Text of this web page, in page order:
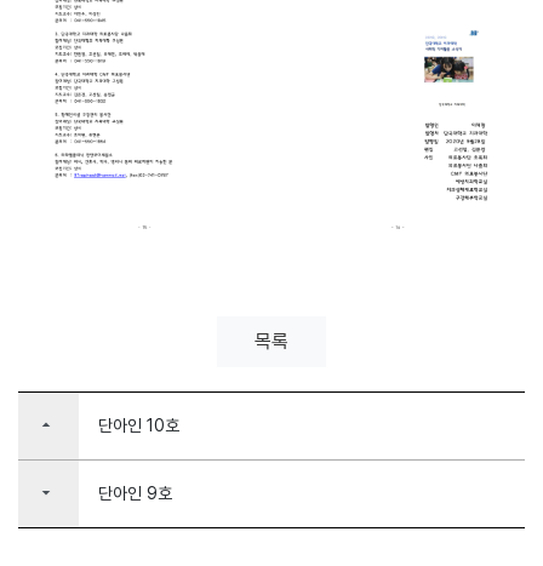
목록
arrow_drop_up 단아인 10호
arrow_drop_down 단아인 9호